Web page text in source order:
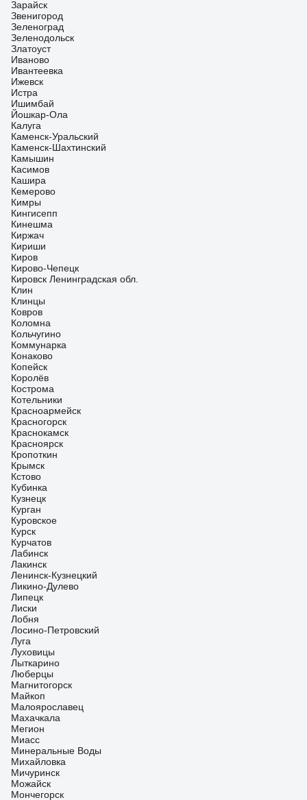
Зарайск
Звенигород
Зеленоград
Зеленодольск
Златоуст
Иваново
Ивантеевка
Ижевск
Истра
Ишимбай
Йошкар-Ола
Калуга
Каменск-Уральский
Каменск-Шахтинский
Камышин
Касимов
Кашира
Кемерово
Кимры
Кингисепп
Кинешма
Киржач
Кириши
Киров
Кирово-Чепецк
Кировск Ленинградская обл.
Клин
Клинцы
Ковров
Коломна
Кольчугино
Коммунарка
Конаково
Копейск
Королёв
Кострома
Котельники
Красноармейск
Красногорск
Краснокамск
Красноярск
Кропоткин
Крымск
Кстово
Кубинка
Кузнецк
Курган
Куровское
Курск
Курчатов
Лабинск
Лакинск
Ленинск-Кузнецкий
Ликино-Дулево
Липецк
Лиски
Лобня
Лосино-Петровский
Луга
Луховицы
Лыткарино
Люберцы
Магнитогорск
Майкоп
Малоярославец
Махачкала
Мегион
Миасс
Минеральные Воды
Михайловка
Мичуринск
Можайск
Мончегорск